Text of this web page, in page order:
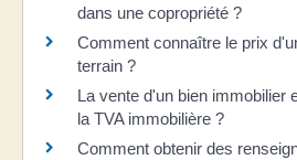
dans une copropriété ?
Comment connaître le prix
terrain ?
La vente d'un bien immobilier
la TVA immobilière ?
Comment obtenir des